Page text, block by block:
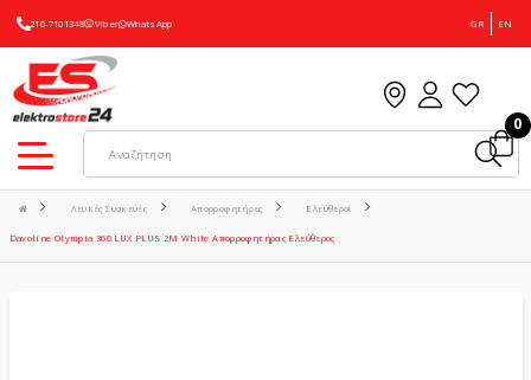
210-7101348 Viber WhatsApp GR EN
0
Λευκές Συσκευές Απορροφητήρες Ελεύθεροι
Davoline Olympia 360 LUX PLUS 2M White Απορροφητήρας Ελεύθερος